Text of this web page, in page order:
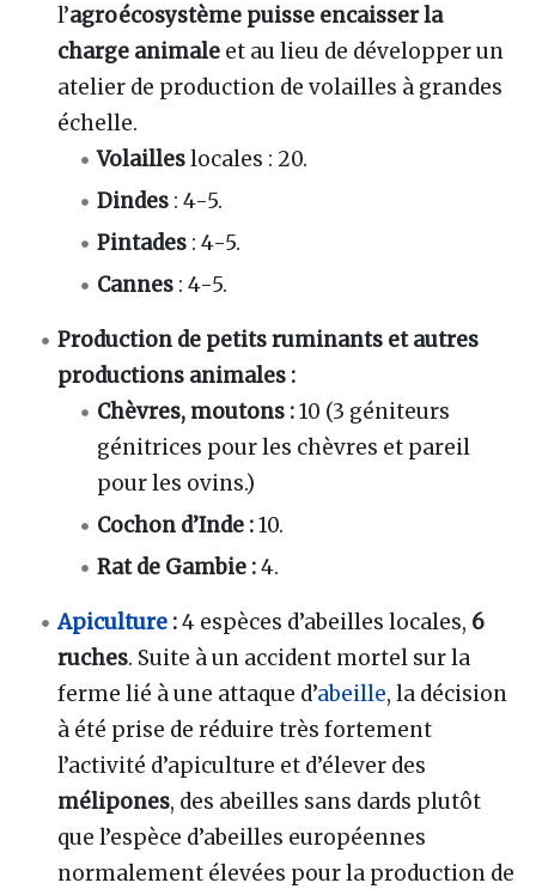
l’agroécosystème puisse encaisser la
charge animale et au lieu de développer un
atelier de production de volailles à grandes
échelle.
Volailleslocales : 20.
Dindes : 4-5.
Pintades : 4-5.
Cannes : 4-5.
Production de petits ruminants et autres
productions animales :
Chèvres, moutons :10 (3 géniteurs
génitrices pour les chèvres et pareil
pour les ovins.)
Cochon d’Inde :10.
Rat de Gambie :4.
Apiculture :4 espèces d’abeilles locales, 6
ruches. Suite à un accident mortel sur la
ferme lié à une attaque d’abeille, la décision
à été prise de réduire très fortement
l’activité d’apiculture et d’élever des
mélipones, des abeilles sans dards plutôt
que l’espèce d’abeilles européennes
normalement élevées pour la production de